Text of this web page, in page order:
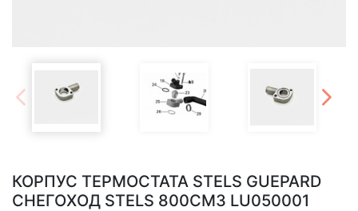
КОРПУС ТЕРМОСТАТА STELS GUEPARD
СНЕГОХОД STELS 800СМ3 LU050001